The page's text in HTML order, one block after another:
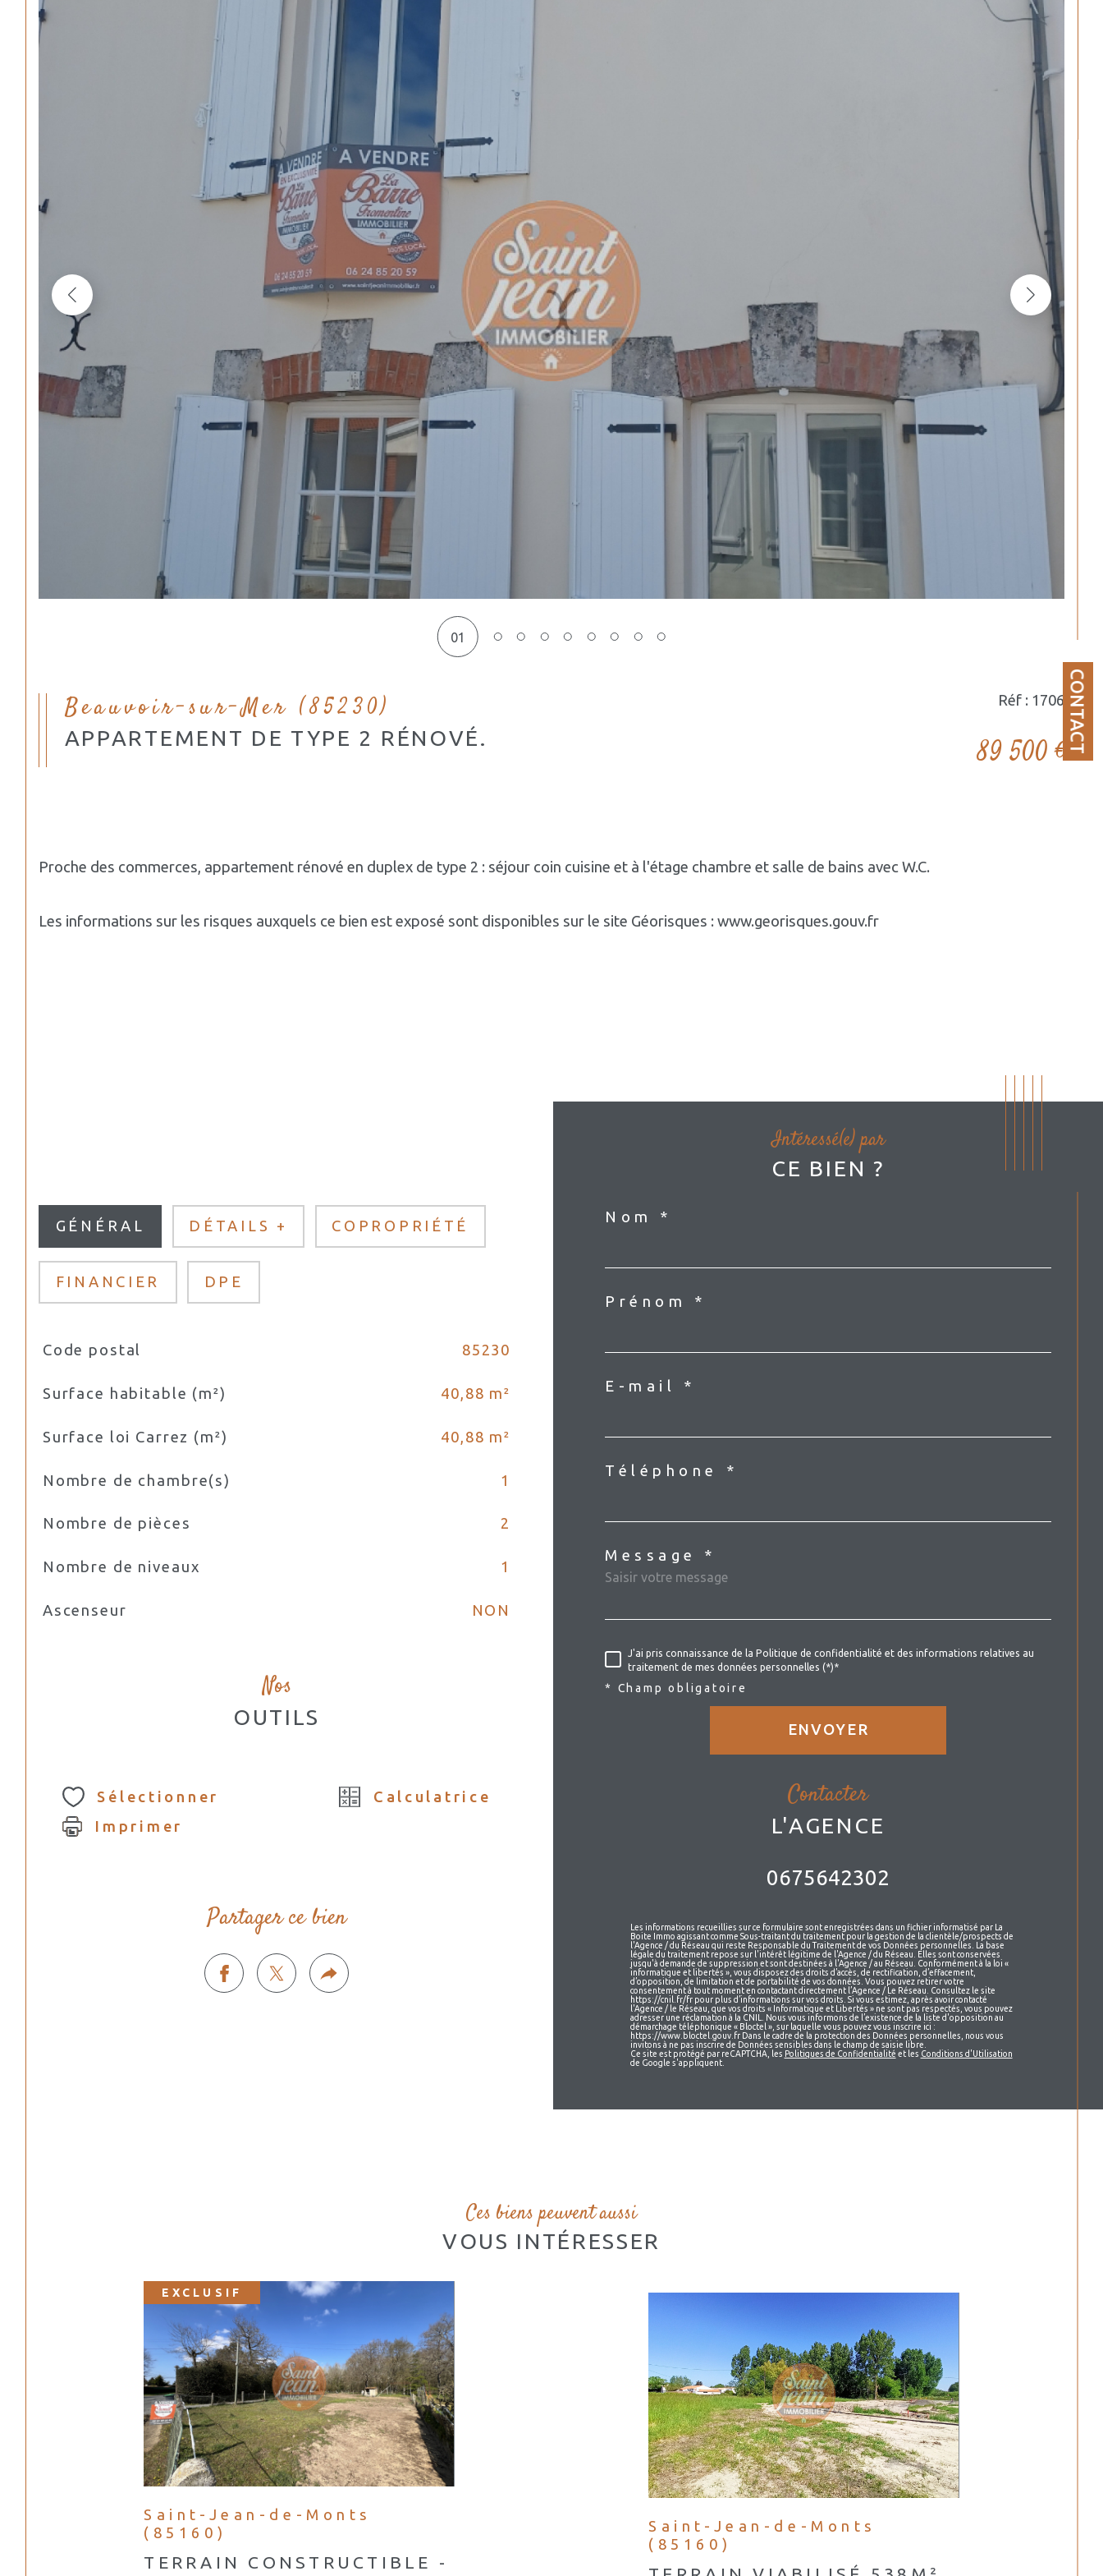
CONTACT
01
Beauvoir-sur-Mer (85230)
APPARTEMENT DE TYPE 2 RÉNOVÉ.
Réf : 1706
89 500 €
Proche des commerces, appartement rénové en duplex de type 2 : séjour coin cuisine et à l'étage chambre et salle de bains avec W.C.
Les informations sur les risques auxquels ce bien est exposé sont disponibles sur le site Géorisques : www.georisques.gouv.fr
GÉNÉRAL DÉTAILS + COPROPRIÉTÉ
FINANCIER DPE
TRAD_SIROCCO_Caracteristique
Code postal 85230
Surface habitable (m²) 40,88 m²
Surface loi Carrez (m²) 40,88 m²
Nombre de chambre(s) 1
Nombre de pièces 2
Nombre de niveaux 1
Ascenseur NON
Nos
OUTILS
Sélectionner
Calculatrice
Imprimer
Partager ce bien
Intéressé(e) par
CE BIEN ?
Nom *
Prénom *
E-mail *
Téléphone *
Message *
J'ai pris connaissance de la Politique de confidentialité et des informations relatives au
traitement de mes données personnelles (*)*
* Champ obligatoire
ENVOYER
contacter
L'AGENCE
0675642302
Les informations recueillies sur ce formulaire sont enregistrées dans un fichier informatisé par La
Boite Immo agissant comme Sous-traitant du traitement pour la gestion de la clientèle/prospects de
l'Agence / du Réseau qui reste Responsable du Traitement de vos Données personnelles. La base
légale du traitement repose sur l'intérêt légitime de l'Agence / du Réseau. Elles sont conservées
jusqu'à demande de suppression et sont destinées à l'Agence / au Réseau. Conformément à la loi «
informatique et libertés », vous disposez des droits d’accès, de rectification, d’effacement,
d’opposition, de limitation et de portabilité de vos données. Vous pouvez retirer votre
consentement à tout moment en contactant directement l’Agence / Le Réseau. Consultez le site
https://cnil.fr/fr pour plus d’informations sur vos droits. Si vous estimez, après avoir contacté
l'Agence / le Réseau, que vos droits « Informatique et Libertés » ne sont pas respectés, vous pouvez
adresser une réclamation à la CNIL. Nous vous informons de l’existence de la liste d'opposition au
démarchage téléphonique « Bloctel », sur laquelle vous pouvez vous inscrire ici :
https://www.bloctel.gouv.fr Dans le cadre de la protection des Données personnelles, nous vous
invitons à ne pas inscrire de Données sensibles dans le champ de saisie libre.
Ce site est protégé par reCAPTCHA, les Politiques de Confidentialité et les Conditions d'Utilisation
de Google s'appliquent.
Ces biens peuvent aussi
VOUS INTÉRESSER
EXCLUSIF
Saint-Jean-de-Monts
(85160)
TERRAIN CONSTRUCTIBLE -
Saint-Jean-de-Monts
(85160)